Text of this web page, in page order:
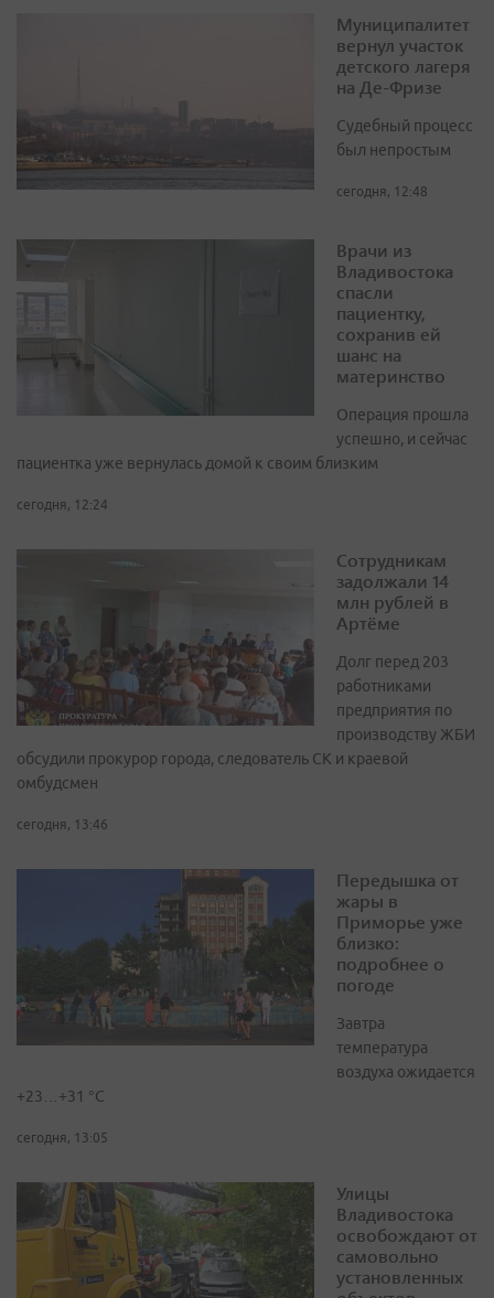
Муниципалитет
вернул участок
детского лагеря
на Де-Фризе
Судебный процесс
был непростым
сегодня, 12:48
Врачи из
Владивостока
спасли
пациентку,
сохранив ей
шанс на
материнство
Операция прошла
успешно, и сейчас
пациентка уже вернулась домой к своим близким
сегодня, 12:24
Сотрудникам
задолжали 14
млн рублей в
Артёме
Долг перед 203
работниками
предприятия по
производству ЖБИ
обсудили прокурор города, следователь СК и краевой
омбудсмен
сегодня, 13:46
Передышка от
жары в
Приморье уже
близко:
подробнее о
погоде
Завтра
температура
воздуха ожидается
+23…+31 °C
сегодня, 13:05
Улицы
Владивостока
освобождают от
самовольно
установленных